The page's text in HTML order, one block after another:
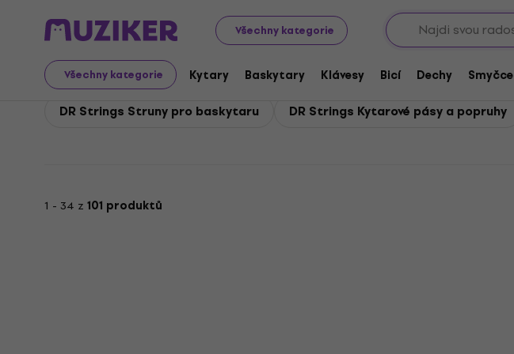
Všechny kategorie
Všechny kategorie Kytary Baskytary Klávesy Bicí Dechy Smyčce
DR Strings DR Strings Baskytary
DR Strings Baskytary
DR Strings Struny pro baskytaru DR Strings Kytarové pásy a popruhy
1 - 34 z 101 produktů